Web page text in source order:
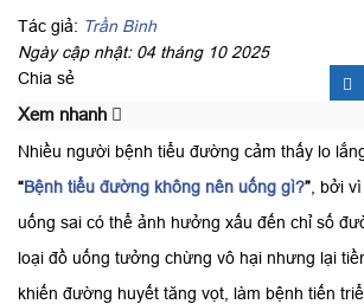
Tác giả: Trần Bình
Ngày cập nhật: 04 tháng 10 2025
Chia sẻ
Xem nhanh
Nhiều người bệnh tiểu đường cảm thấy lo
“Bệnh tiểu đường không nên uống gì?” , bởi
uống sai có thể ảnh hưởng xấu đến chỉ số
loại đồ uống tưởng chừng vô hại nhưng lại
khiến đường huyết tăng vọt, làm bệnh tiến